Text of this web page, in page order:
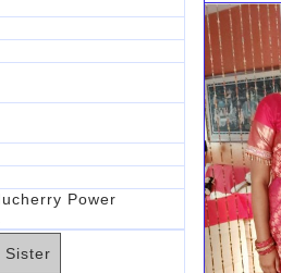
Power
Sister